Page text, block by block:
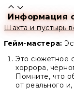
Информация
Шахта и пустырь
Гейм-мастера:
Это сюжетное
хоррора,
Помните, что
от реального